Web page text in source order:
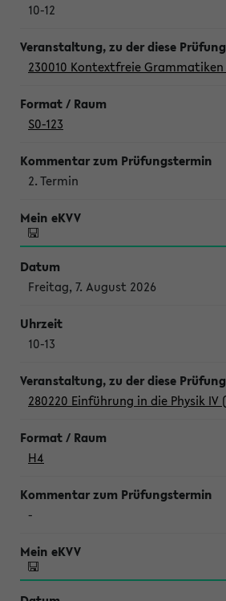
10-12
230010 Kontextfreie Grammatiken
S0-123
2. Termin
Freitag, 7. August 2026
10-13
280220 Einführung in die Physik IV
H4
-